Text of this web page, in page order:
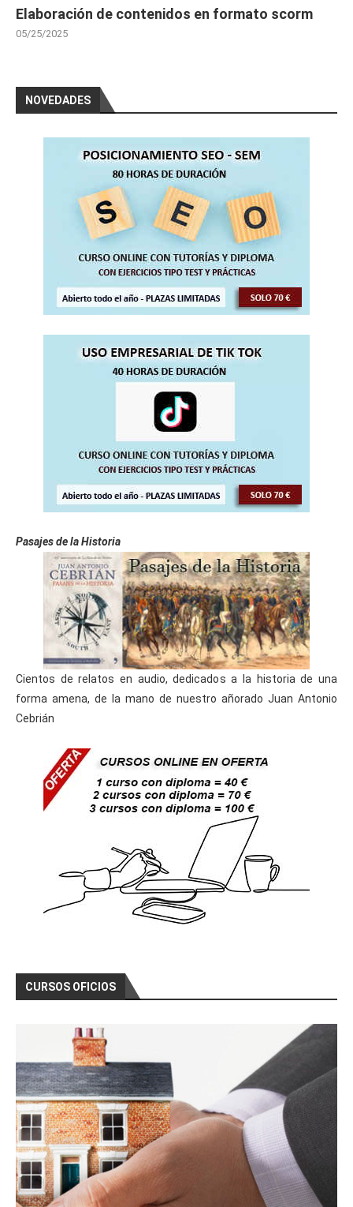
Elaboración de contenidos en formato scorm
05/25/2025
NOVEDADES
Pasajes de la Historia
Cientos de relatos en audio, dedicados a la historia de una
forma amena, de la mano de nuestro añorado Juan Antonio
Cebrián
CURSOS OFICIOS